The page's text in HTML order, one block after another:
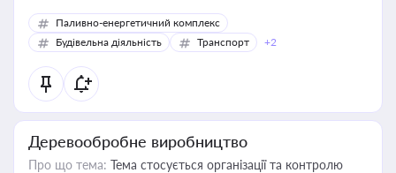
Паливно-енергетичний комплекс
Будівельна діяльність
Транспорт +2
Деревообробне виробництво
Про що тема: Тема стосується організації та контролю